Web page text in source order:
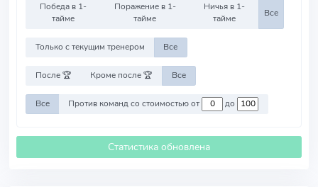
Победа в 1-
тайме
Поражение в 1-
тайме
Ничья в 1-
тайме
Все
Только с текущим тренером Все
После 🏆 Кроме после 🏆 Все
Все Против команд со стоимостью от до
Статистика обновлена